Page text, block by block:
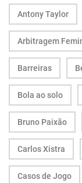
Antony Taylor
Arbitragem
Barreiras
Bola ao solo
Bruno Paixão
Carlos Xistra
Casos de Jogo